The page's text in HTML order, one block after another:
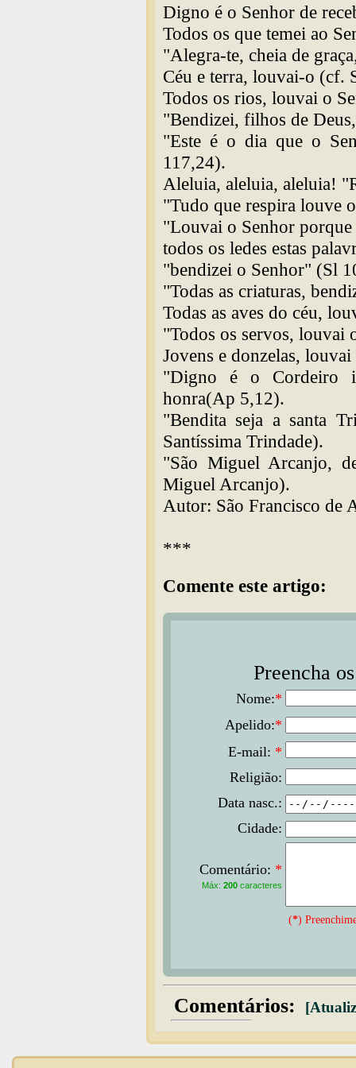
Digno é o Senhor de
Todos os que temei ao
"Alegra-te, cheia de
Céu e terra, louvai-o (cf.
Todos os rios, louvai o
"Bendizei, filhos de
"Este é o dia que o
117,24).
Aleluia, aleluia, aleluia!
"Tudo que respira louve
"Louvai o Senhor
todos os ledes estas
"bendizei o Senhor" (Sl
"Todas as criaturas,
Todas as aves do céu,
"Todos os servos, louvai
Jovens e donzelas,
"Digno é o Cordeiro
honra(Ap 5,12).
"Bendita seja a santa
Santíssima Trindade).
"São Miguel Arcanjo,
Miguel Arcanjo).
Autor: São Francisco de
***
Comente este artigo:
Preencha
Nome:*
Apelido:*
E-mail: *
Religião:
Data nasc.:
Cidade:
Comentário: *
Máx: 200 caracteres
(*)
Comentários: